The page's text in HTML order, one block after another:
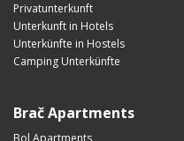
Privatunterkunft
Unterkunft in Hotels
Unterkünfte in Hostels
Camping Unterkünfte
Brač Apartments